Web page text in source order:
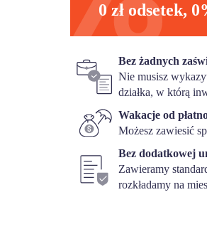
0 zł odsetek,
Bez żadnych
Nie musisz
działka, w którą
Wakacje od
Możesz zawiesić
Bez dodatkowej
Zawieramy
rozkładamy na